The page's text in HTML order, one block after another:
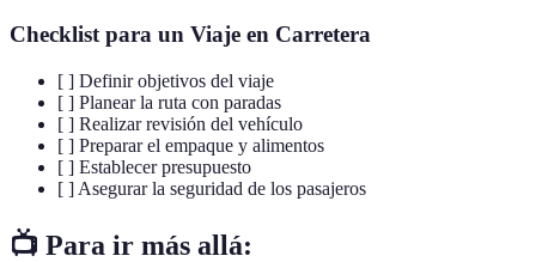
Checklist para un Viaje en Carretera
[ ] Definir objetivos del viaje
[ ] Planear la ruta con paradas
[ ] Realizar revisión del vehículo
[ ] Preparar el empaque y alimentos
[ ] Establecer presupuesto
[ ] Asegurar la seguridad de los pasajeros
📺 Para ir más allá: